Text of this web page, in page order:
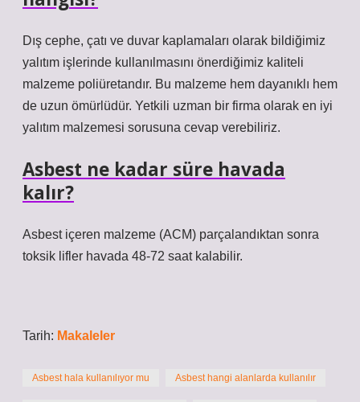
Dış cephe, çatı ve duvar kaplamaları olarak bildiğimiz
yalıtım işlerinde kullanılmasını önerdiğimiz kaliteli
malzeme poliüretandır. Bu malzeme hem dayanıklı hem
de uzun ömürlüdür. Yetkili uzman bir firma olarak en iyi
yalıtım malzemesi sorusuna cevap verebiliriz.
Asbest ne kadar süre havada
kalır?
Asbest içeren malzeme (ACM) parçalandıktan sonra
toksik lifler havada 48-72 saat kalabilir.
Tarih: Makaleler
Asbest hala kullanılıyor mu Asbest hangi alanlarda kullanılır